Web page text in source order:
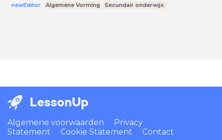
newEditor Algemene Vorming Secundair onderwijs
LessonUp
Algemene voorwaarden
Privacy
Statement
Cookie Statement Contact